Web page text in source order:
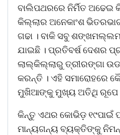
ବାଲିପଥରରେ ନିର୍ମିତ ଅଢେଇ
କିଲ୍ଲାର ଅନେକାଂଶ
ଗଢା । ବାକି ସବୁ
ଯାଇଛି । ପ୍ରତିବର୍ଷ ଦେଶର
ଲାଲ୍କିଲ୍ଲାରୁ ତ୍ରୀରଙ୍ଗା
କରନ୍ତି । ଏହି ସମାରୋହରେ
ମୁଖିଆଙ୍କୁ ମୁଖ୍ୟ ଅତିଥି ରୂପେ
କିନ୍ତୁ ଏଥର କୋଭିଡ଼ ୧୯ପାଇଁ
ମାନ୍ୟଗନ୍ୟ ବ୍ୟକ୍ତିଙ୍କୁ